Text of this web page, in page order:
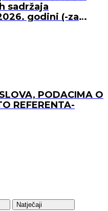
sadržaja
godini (-za
PODACIMA O
REFERENTA-
Natječaji